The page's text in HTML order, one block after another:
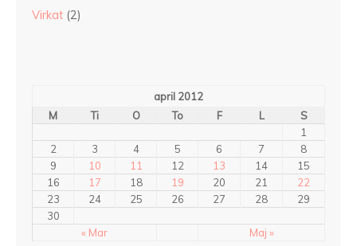
Virkat (2)
april 2012
M
Ti O To F L S
« Mar Maj »
1
2
3 4 5 6 7
8
9
10 11 12 13 14
15
16
17 18 19 20 21
22
23
24 25 26 27 28
29
30